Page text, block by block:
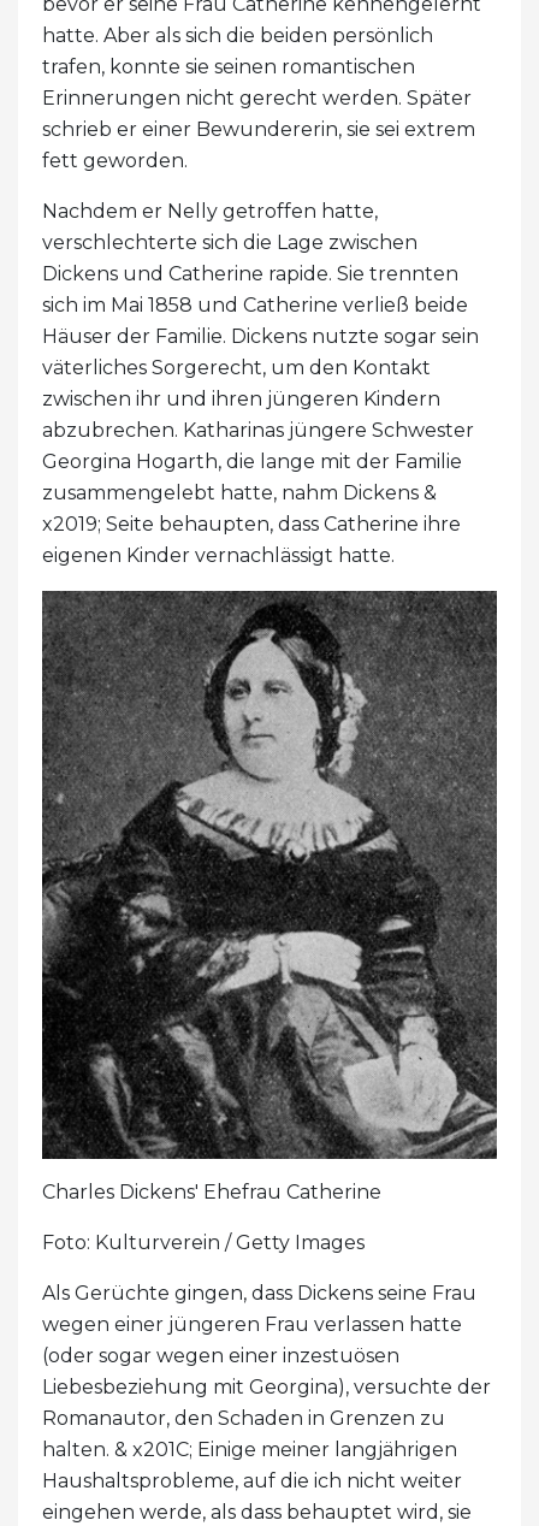
hatte. Aber als sich die beiden persönlich
trafen, konnte sie seinen romantischen
Erinnerungen nicht gerecht werden. Später
schrieb er einer Bewundererin, sie sei extrem
fett geworden.
Nachdem er Nelly getroffen hatte,
verschlechterte sich die Lage zwischen
Dickens und Catherine rapide. Sie trennten
sich im Mai 1858 und Catherine verließ beide
Häuser der Familie. Dickens nutzte sogar sein
väterliches Sorgerecht, um den Kontakt
zwischen ihr und ihren jüngeren Kindern
abzubrechen. Katharinas jüngere Schwester
Georgina Hogarth, die lange mit der Familie
zusammengelebt hatte, nahm Dickens &
x2019; Seite behaupten, dass Catherine ihre
eigenen Kinder vernachlässigt hatte.
Charles Dickens' Ehefrau Catherine
Foto: Kulturverein / Getty Images
Als Gerüchte gingen, dass Dickens seine Frau
wegen einer jüngeren Frau verlassen hatte
(oder sogar wegen einer inzestuösen
Liebesbeziehung mit Georgina), versuchte der
Romanautor, den Schaden in Grenzen zu
halten. & x201C; Einige meiner langjährigen
Haushaltsprobleme, auf die ich nicht weiter
eingehen werde, als dass behauptet wird, sie